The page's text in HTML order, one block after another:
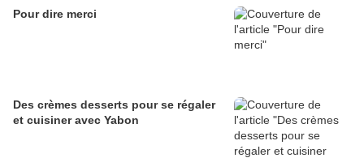
Pour dire merci
Des crèmes desserts pour se régaler
et cuisiner avec Yabon